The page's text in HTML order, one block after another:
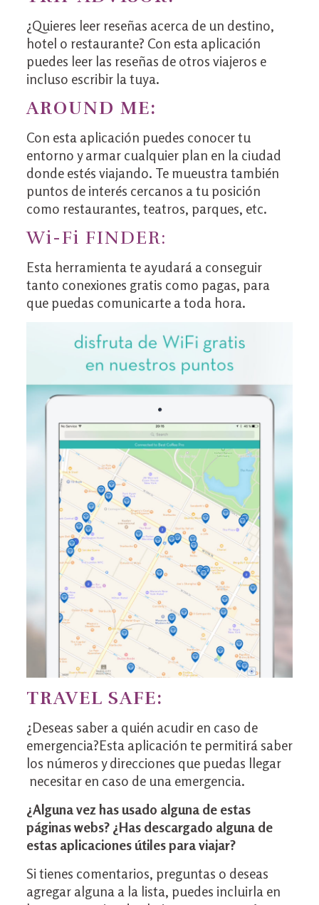
¿Quieres leer reseñas acerca de un destino,
hotel o restaurante? Con esta aplicación
puedes leer las reseñas de otros viajeros e
incluso escribir la tuya.
AROUND ME:
Con esta aplicación puedes conocer tu
entorno y armar cualquier plan en la ciudad
donde estés viajando. Te mueustra también
puntos de interés cercanos a tu posición
como restaurantes, teatros, parques, etc.
Wi-Fi FINDER:
Esta herramienta te ayudará a conseguir
tanto conexiones gratis como pagas, para
que puedas comunicarte a toda hora.
TRAVEL SAFE:
¿Deseas saber a quién acudir en caso de
emergencia?Esta aplicación te permitirá saber
los números y direcciones que puedas llegar
necesitar en caso de una emergencia.
¿Alguna vez has usado alguna de estas
páginas webs? ¿Has descargado alguna de
estas aplicaciones útiles para viajar?
Si tienes comentarios, preguntas o deseas
agregar alguna a la lista, puedes incluirla en